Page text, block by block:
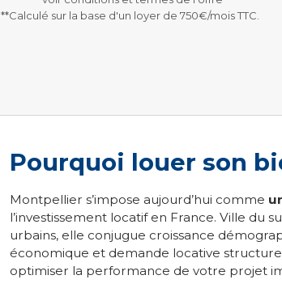
**Calculé sur la base d'un loyer de 750€/mois TTC.
Pourquoi louer son
Montpellier s’impose aujourd’hui comme
l’investissement locatif en France. Ville du
urbains, elle conjugue croissance
économique et demande locative
optimiser la performance de votre projet